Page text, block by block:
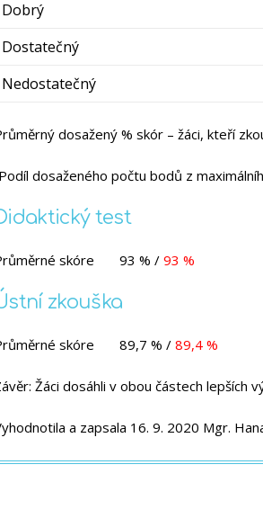
Dobrý
Dostatečný
Nedostatečný
dosažený % skór – žáci, kteří
dosaženého počtu bodů z
test
skóre 93 % / 93 %
zkouška
skóre 89,7 % / 89,4 %
Žáci dosáhli v obou částech lepších
a zapsala 16. 9. 2020 Mgr.